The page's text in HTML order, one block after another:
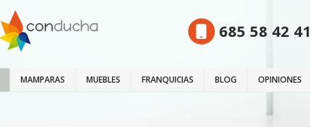
685 58 42 41
MAMPARAS MUEBLES FRANQUICIAS BLOG OPINIONES